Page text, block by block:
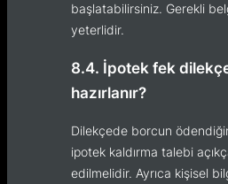
başlatabilirsiniz. Gerekli
yeterlidir.
8.4. İpotek fek
hazırlanır?
Dilekçede borcun
ipotek kaldırma talebi
edilmelidir. Ayrıca kişisel